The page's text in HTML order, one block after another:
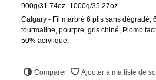
900g/31.74oz 1000g/35.27oz
Calgary - Fil marbré 6 plis sans dégradé,
tourmaline, pourpre, gris chiné, Plomb
50% acrylique.
Comparer Ajouter à ma liste de